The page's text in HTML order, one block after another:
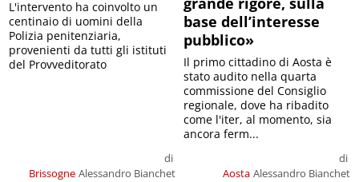
Brissogne
di
Alessandro Bianchet
L'intervento ha coinvolto un
centinaio di uomini della
Polizia penitenziaria,
provenienti da tutti gli istituti
del Provveditorato
base dell’interesse
pubblico»
Aosta
di
Alessandro Bianchet
Il primo cittadino di Aosta è
stato audito nella quarta
commissione del Consiglio
regionale, dove ha ribadito
come l'iter, al momento, sia
ancora ferm...